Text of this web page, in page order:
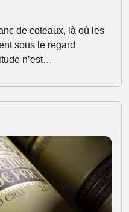
de coteaux, là où les
sous le regard
n’est…